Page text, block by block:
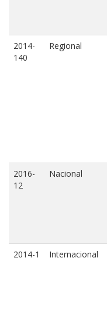
2014-
140
Regional
2016-
12
Nacional
2014-1 Internacional